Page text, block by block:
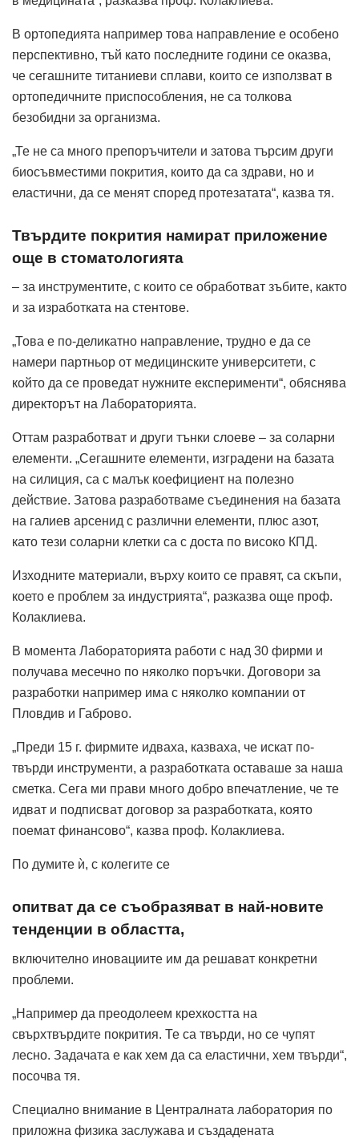
В ортопедията например това направление е особено
перспективно, тъй като последните години се оказва,
че сегашните титаниеви сплави, които се използват в
ортопедичните приспособления, не са толкова
безобидни за организма.
„Те не са много препоръчители и затова търсим други
биосъвместими покрития, които да са здрави, но и
еластични, да се менят според протезатата“, казва тя.
Твърдите покрития намират приложение
още в стоматологията
– за инструментите, с които се обработват зъбите, както
и за изработката на стентове.
„Това е по-деликатно направление, трудно е да се
намери партньор от медицинските университети, с
който да се проведат нужните експерименти“, обяснява
директорът на Лабораторията.
Оттам разработват и други тънки слоеве – за соларни
елементи. „Сегашните елементи, изградени на базата
на силиция, са с малък коефициент на полезно
действие. Затова разработваме съединения на базата
на галиев арсенид с различни елементи, плюс азот,
като тези соларни клетки са с доста по високо КПД.
Изходните материали, върху които се правят, са скъпи,
което е проблем за индустрията“, разказва още проф.
Колаклиева.
В момента Лабораторията работи с над 30 фирми и
получава месечно по няколко поръчки. Договори за
разработки например има с няколко компании от
Пловдив и Габрово.
„Преди 15 г. фирмите идваха, казваха, че искат по-
твърди инструменти, а разработката оставаше за наша
сметка. Сега ми прави много добро впечатление, че те
идват и подписват договор за разработката, която
поемат финансово“, казва проф. Колаклиева.
По думите ѝ, с колегите се
опитват да се съобразяват в най-новите
тенденции в областта,
включително иновациите им да решават конкретни
проблеми.
„Например да преодолеем крехкостта на
свърхтвърдите покрития. Те са твърди, но се чупят
лесно. Задачата е как хем да са еластични, хем твърди“,
посочва тя.
Специално внимание в Централната лаборатория по
приложна физика заслужава и създадената